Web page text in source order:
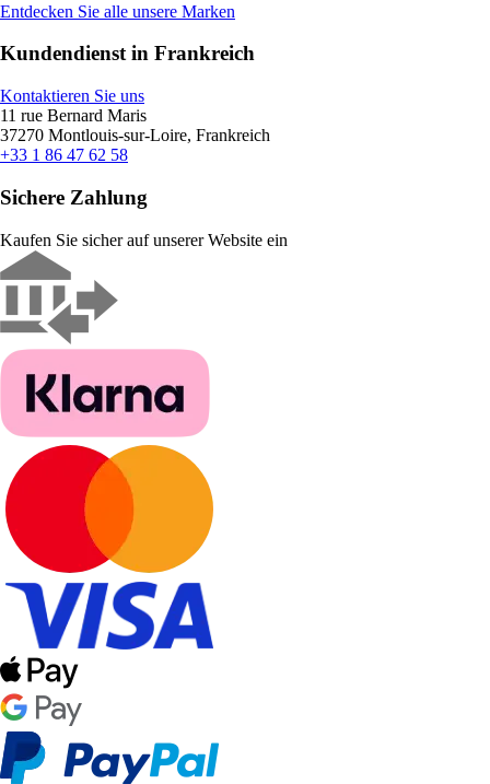
Entdecken Sie alle unsere Marken
Kundendienst in Frankreich
Kontaktieren Sie uns
11 rue Bernard Maris
37270 Montlouis-sur-Loire, Frankreich
+33 1 86 47 62 58
Sichere Zahlung
Kaufen Sie sicher auf unserer Website ein